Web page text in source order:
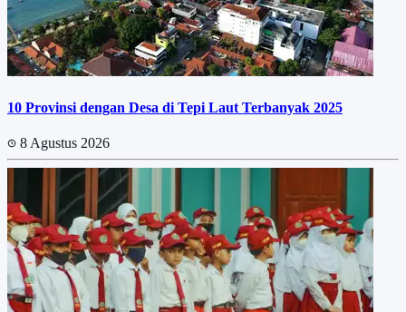
10 Provinsi dengan Desa di Tepi Laut Terbanyak 2025
8 Agustus 2026